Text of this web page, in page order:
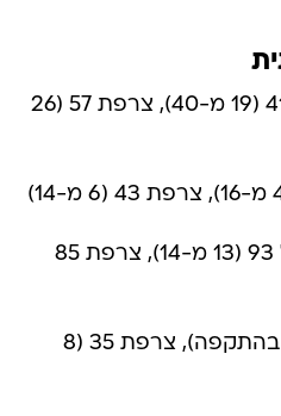
ישראל 41 (19 מ-40), צרפת 57 (26
ישראל 93 (13 מ-14), צרפת 85
ישראל 23 (5 בהתקפה), צרפת 35 (8